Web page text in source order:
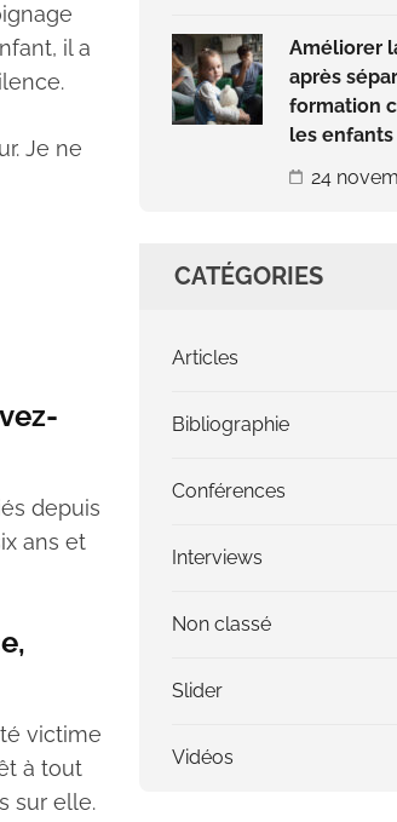
il a
Je ne
depuis
ans et
victime
à tout
sur elle.
Améliorer
après
formation
les enfants
24
CATÉGORIES
Articles
Bibliographie
Conférences
Interviews
Non classé
Slider
Vidéos